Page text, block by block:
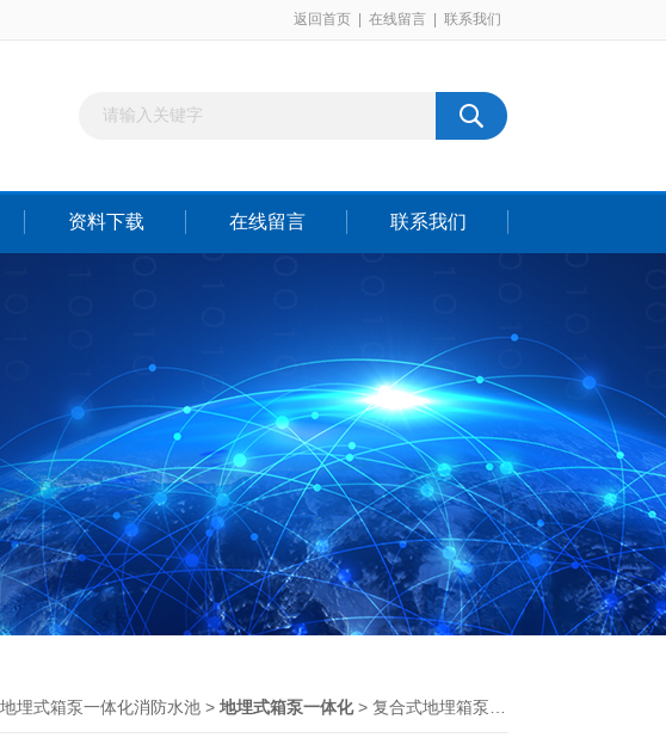
返回首页 在线留言 联系我们
资料下载 在线留言 联系我们
地埋式箱泵一体化消防水池 > 地埋式箱泵一体化> 复合式地埋箱泵一体化消防水箱